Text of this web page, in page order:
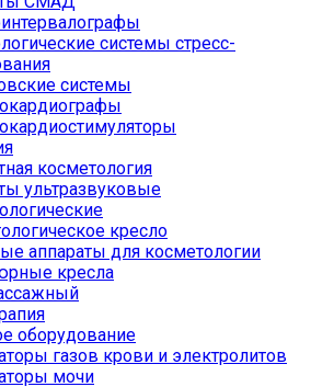
системы стресс-
системы
косметология
ультразвуковые
кресло
аппараты для косметологии
кресла
оборудование
газов крови и электролитов
мочи